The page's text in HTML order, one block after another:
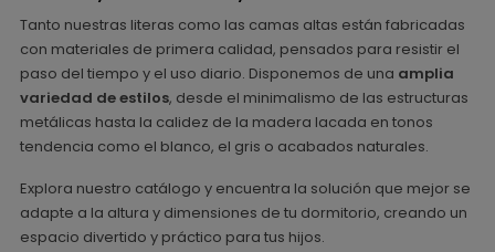
Tanto nuestras literas como las camas altas están fabricadas
con materiales de primera calidad, pensados para resistir el
paso del tiempo y el uso diario. Disponemos de una amplia
variedad de estilos, desde el minimalismo de las estructuras
metálicas hasta la calidez de la madera lacada en tonos
tendencia como el blanco, el gris o acabados naturales.
Explora nuestro catálogo y encuentra la solución que mejor se
adapte a la altura y dimensiones de tu dormitorio, creando un
espacio divertido y práctico para tus hijos.